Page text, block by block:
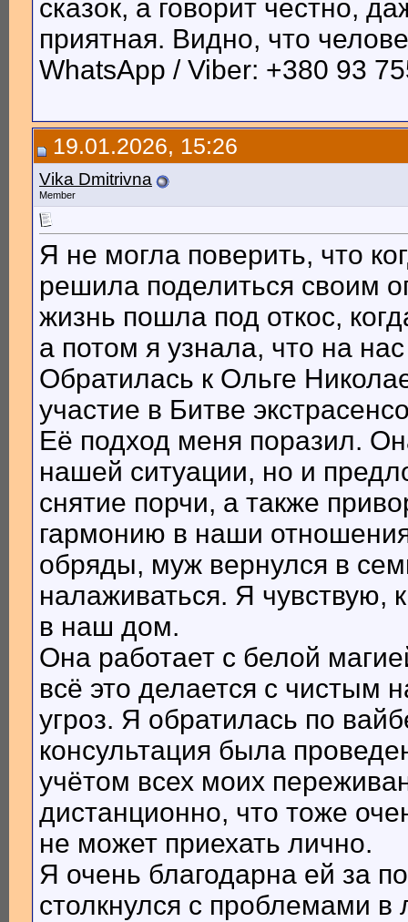
сказок, а говорит честно,
приятная. Видно, что
WhatsApp / Viber: +380 93
19.01.2026, 15:26
Vika Dmitrivna
Member
Я не могла поверить, что
решила поделиться своим
жизнь пошла под откос,
а потом я узнала, что на
Обратилась к Ольге
участие в Битве
Её подход меня поразил.
нашей ситуации, но и
снятие порчи, а также
гармонию в наши
обряды, муж вернулся в
налаживаться. Я чувствую,
в наш дом.
Она работает с белой
всё это делается с чистым
угроз. Я обратилась по
консультация была
учётом всех моих
дистанционно, что тоже
не может приехать лично.
Я очень благодарна ей за
столкнулся с проблемами в